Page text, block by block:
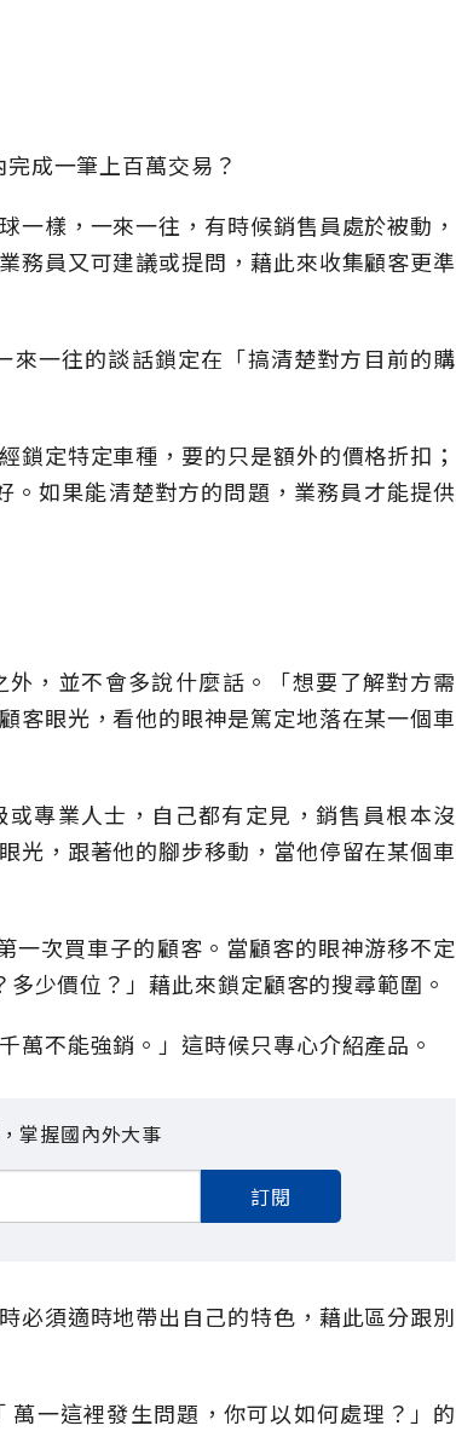
成一筆上百萬交易？
一樣，一來一往，有時候銷售員處於被動，
務員又可建議或提問，藉此來收集顧客更準
一往的談話鎖定在「搞清楚對方目前的購
鎖定特定車種，要的只是額外的價格折扣；
如果能清楚對方的問題，業務員才能提供
，並不會多說什麼話。「想要了解對方需
客眼光，看他的眼神是篤定地落在某一個車
專業人士，自己都有定見，銷售員根本沒
光，跟著他的腳步移動，當他停留在某個車
次買車子的顧客。當顧客的眼神游移不定
少價位？」藉此來鎖定顧客的搜尋範圍。
萬不能強銷。」這時候只專心介紹產品。
掌握國內外大事
訂閱
必須適時地帶出自己的特色，藉此區分跟別
一這裡發生問題，你可以如何處理？」的